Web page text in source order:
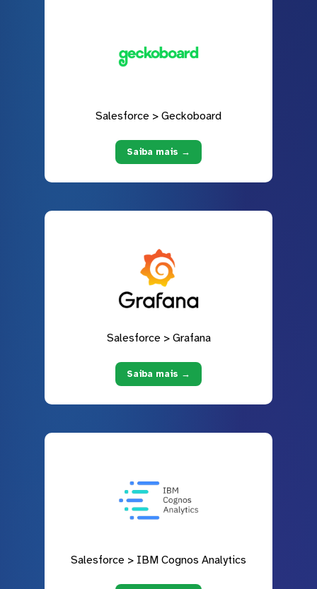
Salesforce > Geckoboard
Saiba mais →
Salesforce > Grafana
Saiba mais →
Salesforce > IBM Cognos Analytics